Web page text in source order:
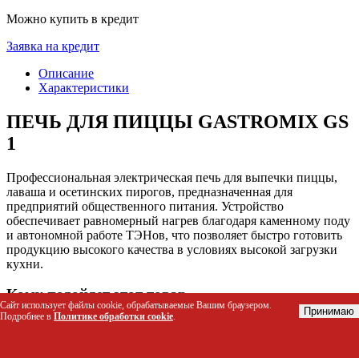
Можно купить в кредит
Заявка на кредит
Описание
Характеристики
ПЕЧЬ ДЛЯ ПИЦЦЫ GASTROMIX GS
1
Профессиональная электрическая печь для выпечки пиццы,
лаваша и осетинских пирогов, предназначенная для
предприятий общественного питания. Устройство
обеспечивает равномерный нагрев благодаря каменному поду
и автономной работе ТЭНов, что позволяет быстро готовить
продукцию высокого качества в условиях высокой загрузки
кухни.
Кому подойдет этот товар
Шеф-повара пиццерий и итальянских ресторанов
Сайт использует файлы cookie, обрабатываемые Вашим браузером.
Подробнее в Политике обработки cookie. Принимаю